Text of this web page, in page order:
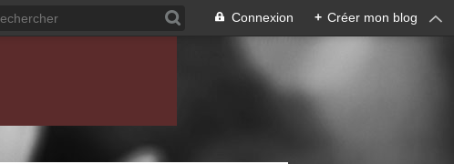
Connexion + Créer mon blog